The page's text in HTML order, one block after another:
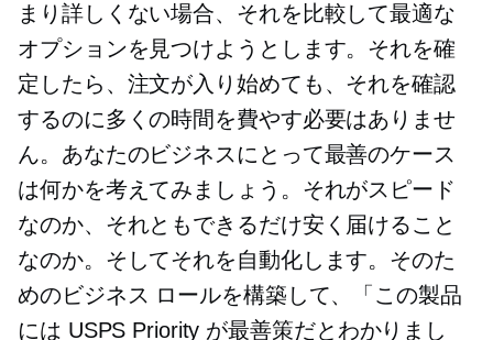
まり詳しくない場合、それを比較して最適な
オプションを見つけようとします。それを確
定したら、注文が入り始めても、それを確認
するのに多くの時間を費やす必要はありませ
ん。あなたのビジネスにとって最善のケース
は何かを考えてみましょう。それがスピード
なのか、それともできるだけ安く届けること
なのか。そしてそれを自動化します。そのた
めのビジネス ロールを構築して、「この製品
には USPS Priority が最善策だとわかりまし